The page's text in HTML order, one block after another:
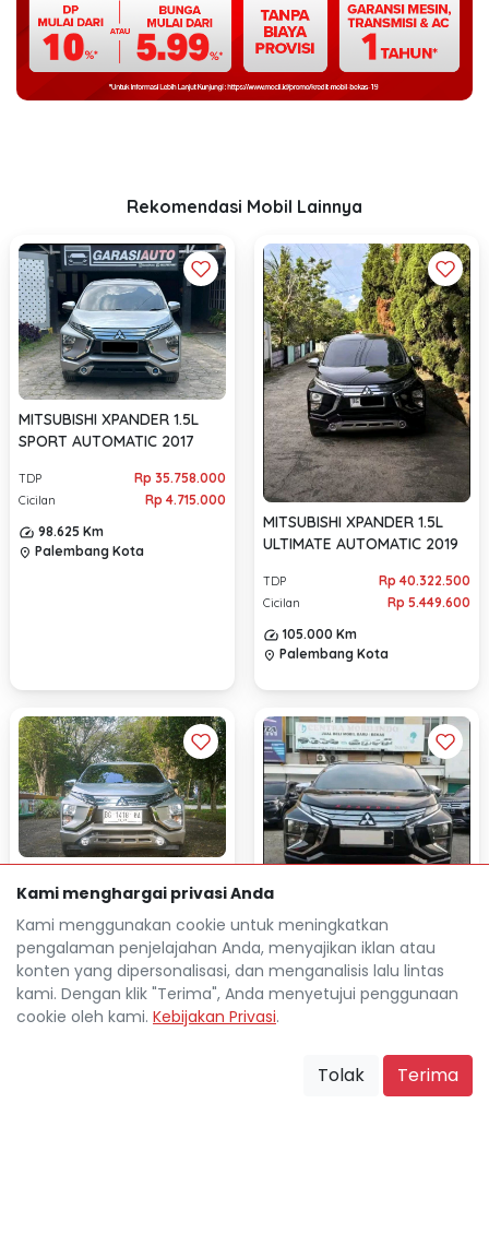
Rekomendasi Mobil Lainnya
MITSUBISHI XPANDER 1.5L
SPORT AUTOMATIC 2017
TDP Rp 35.758.000
Cicilan
Rp 4.715.000
98.625 Km
location_on Palembang Kota
MITSUBISHI XPANDER 1.5L
ULTIMATE AUTOMATIC 2019
TDP Rp 40.322.500
Cicilan
Rp 5.449.600
105.000 Km
location_on Palembang Kota
ULTIMATE AUTOMATIC 2017
TDP Rp 36.910.000
Cicilan
Rp 4.840.000
84.000 Km
Palembang Kota
MITSUBISHI XPANDER 1.5L
ULTIMATE AUTOMATIC 2019
Rp 38.781.500
Cicilan
Rp 5.207.900
Palembang Kota
Kami menghargai privasi Anda
Kami menggunakan cookie untuk meningkatkan
pengalaman penjelajahan Anda, menyajikan iklan atau
konten yang dipersonalisasi, dan menganalisis lalu lintas
kami. Dengan klik "Terima", Anda menyetujui penggunaan
cookie oleh kami. Kebijakan Privasi.
Tolak Terima